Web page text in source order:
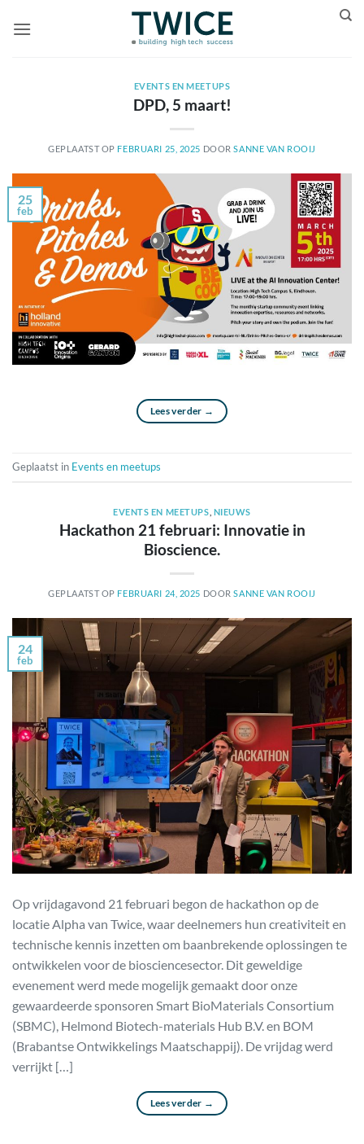
naar
EVENTS EN MEETUPS
DPD, 5 maart!
GEPLAATST OP FEBRUARI 25, 2025 DOORSANNE VAN ROOIJ
25
feb
Lees verder →
Geplaatst in Events en meetups
EVENTS EN MEETUPS NIEUWS
Hackathon 21 februari: Innovatie in
Bioscience.
GEPLAATST OP FEBRUARI 24, 2025 DOORSANNE VAN ROOIJ
24
feb
Op vrijdagavond 21 februari begon de hackathon op de
locatie Alpha van Twice, waar deelnemers hun creativiteit en
technische kennis inzetten om baanbrekende oplossingen te
ontwikkelen voor de biosciencesector. Dit geweldige
evenement werd mede mogelijk gemaakt door onze
gewaardeerde sponsoren Smart BioMaterials Consortium
(SBMC), Helmond Biotech-materials Hub B.V. en BOM
(Brabantse Ontwikkelings Maatschappij). De vrijdag werd
verrijkt […]
Lees verder →